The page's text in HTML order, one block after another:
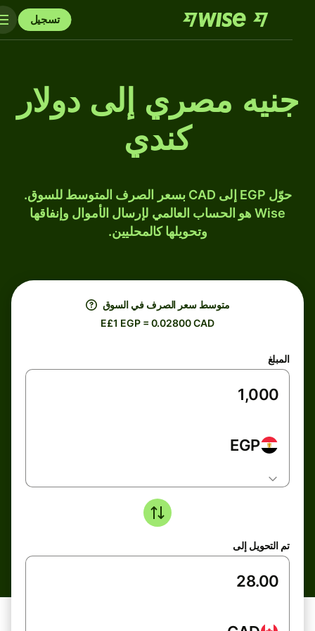
تسجيل
جنيه مصري إلى دولار
كندي
حوّل EGP إلى CAD بسعر الصرف المتوسط للسوق.
Wise هو الحساب العالمي لإرسال الأموال وإنفاقها
وتحويلها كالمحليين.
متوسط ​​سعر الصرف في السوق
E£1 EGP = 0.02800 CAD
المبلغ
EGP
تم التحويل إلى